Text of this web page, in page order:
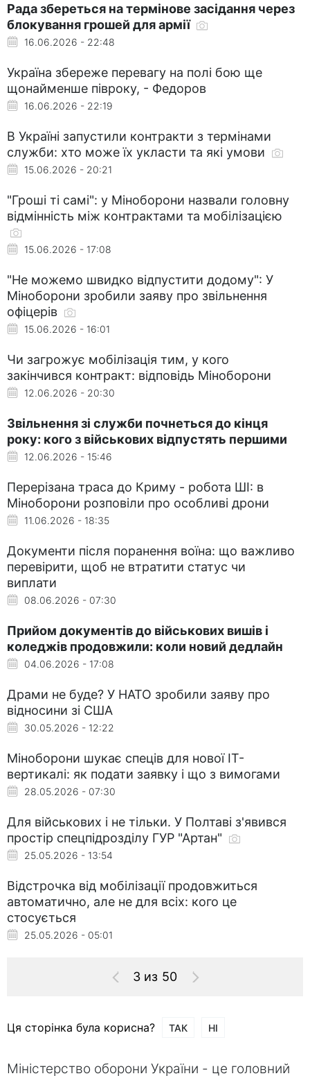
Рада збереться на термінове засідання через
блокування грошей для армії
16.06.2026 - 22:48
Україна збереже перевагу на полі бою ще
щонайменше півроку, - Федоров
16.06.2026 - 22:19
В Україні запустили контракти з термінами
служби: хто може їх укласти та які умови
15.06.2026 - 20:21
"Гроші ті самі": у Міноборони назвали головну
відмінність між контрактами та мобілізацією
15.06.2026 - 17:08
"Не можемо швидко відпустити додому": У
Міноборони зробили заяву про звільнення
офіцерів
15.06.2026 - 16:01
Чи загрожує мобілізація тим, у кого
закінчився контракт: відповідь Міноборони
12.06.2026 - 20:30
Звільнення зі служби почнеться до кінця
року: кого з військових відпустять першими
12.06.2026 - 15:46
Перерізана траса до Криму - робота ШІ: в
Міноборони розповіли про особливі дрони
11.06.2026 - 18:35
Документи після поранення воїна: що важливо
перевірити, щоб не втратити статус чи
виплати
08.06.2026 - 07:30
Прийом документів до військових вишів і
коледжів продовжили: коли новий дедлайн
04.06.2026 - 17:08
Драми не буде? У НАТО зробили заяву про
відносини зі США
30.05.2026 - 12:22
Міноборони шукає спеців для нової IT-
вертикалі: як подати заявку і що з вимогами
28.05.2026 - 07:30
Для військових і не тільки. У Полтаві з'явився
простір спецпідрозділу ГУР "Артан"
25.05.2026 - 13:54
Відстрочка від мобілізації продовжиться
автоматично, але не для всіх: кого це
стосується
25.05.2026 - 05:01
3 из 50
Ця сторінка була корисна? ТАК НІ
Міністерство оборони України - це головний